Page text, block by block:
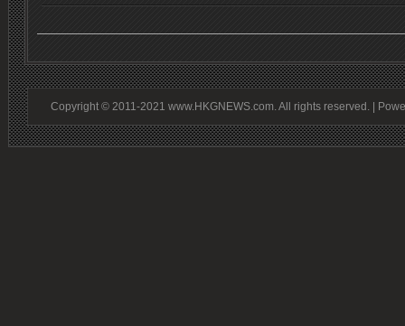
Copyright © 2011-2021 www.HKGNEWS.com. All rights reserved. |